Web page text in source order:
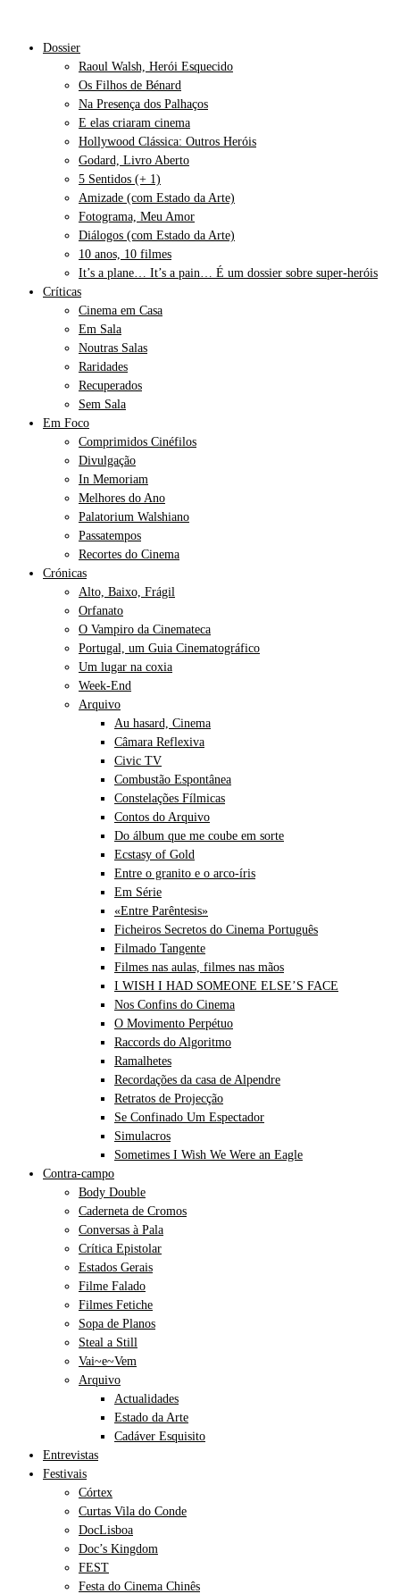
Dossier
Raoul Walsh, Herói Esquecido
Os Filhos de Bénard
Na Presença dos Palhaços
E elas criaram cinema
Hollywood Clássica: Outros Heróis
Godard, Livro Aberto
5 Sentidos (+ 1)
Amizade (com Estado da Arte)
Fotograma, Meu Amor
Diálogos (com Estado da Arte)
10 anos, 10 filmes
It’s a plane… It’s a pain… É um dossier sobre super-heróis
Críticas
Cinema em Casa
Em Sala
Noutras Salas
Raridades
Recuperados
Sem Sala
Em Foco
Comprimidos Cinéfilos
Divulgação
In Memoriam
Melhores do Ano
Palatorium Walshiano
Passatempos
Recortes do Cinema
Crónicas
Alto, Baixo, Frágil
Orfanato
O Vampiro da Cinemateca
Portugal, um Guia Cinematográfico
Um lugar na coxia
Week-End
Arquivo
Au hasard, Cinema
Câmara Reflexiva
Civic TV
Combustão Espontânea
Constelações Fílmicas
Contos do Arquivo
Do álbum que me coube em sorte
Ecstasy of Gold
Entre o granito e o arco-íris
Em Série
«Entre Parêntesis»
Ficheiros Secretos do Cinema Português
Filmado Tangente
Filmes nas aulas, filmes nas mãos
I WISH I HAD SOMEONE ELSE’S FACE
Nos Confins do Cinema
O Movimento Perpétuo
Raccords do Algoritmo
Ramalhetes
Recordações da casa de Alpendre
Retratos de Projecção
Se Confinado Um Espectador
Simulacros
Sometimes I Wish We Were an Eagle
Contra-campo
Body Double
Caderneta de Cromos
Conversas à Pala
Crítica Epistolar
Estados Gerais
Filme Falado
Filmes Fetiche
Sopa de Planos
Steal a Still
Vai~e~Vem
Arquivo
Actualidades
Estado da Arte
Cadáver Esquisito
Entrevistas
Festivais
Córtex
Curtas Vila do Conde
DocLisboa
Doc’s Kingdom
FEST
Festa do Cinema Chinês